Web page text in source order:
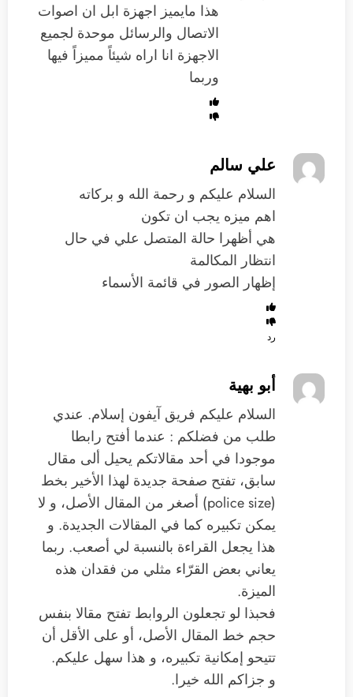
هذا مايميز اجهزة ابل ان اصوات
الاتصال والرسائل موحدة لجميع
الاجهزة انا اراه شيئاً مميزاً فيها
وربما
علي سالم
السلام عليكم و رحمة الله و بركاته
اهم ميزه يجب ان تكون
هي أظهرا حالة المتصل علي في حال
انتظار المكالمة
إظهار الصور في قائمة الأسماء
رد
أبو بهية
السلام عليكم فريق آيفون إسلام. عندي
طلب من فضلكم : عندما أفتح رابطا
موجودا في أحد مقالاتكم يحيل ألى مقال
سابق، تفتح صفحة جديدة لهذا الأخير بخط
(police size) أصغر من المقال الأصل، و لا
يمكن تكبيره كما في المقالات الجديدة. و
هذا يجعل القراءة بالنسبة لي أصعب. ربما
يعاني بعض القرّاء مثلي من فقدان هذه
الميزة.
فحبذا لو تجعلون الروابط تفتح مقالا بنفس
حجم خط المقال الأصل، أو على الأقل أن
تتيحو إمكانية تكبيره، و هذا سهل عليكم.
و جزاكم الله خيرا.